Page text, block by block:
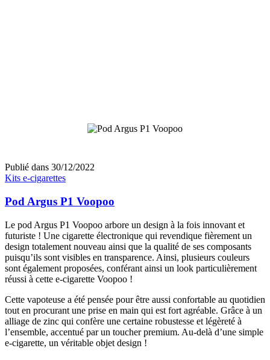
Publié dans 30/12/2022
Kits e-cigarettes
Pod Argus P1 Voopoo
Le pod Argus P1 Voopoo arbore un design à la fois innovant et
futuriste ! Une cigarette électronique qui revendique fièrement un
design totalement nouveau ainsi que la qualité de ses composants
puisqu’ils sont visibles en transparence. Ainsi, plusieurs couleurs
sont également proposées, conférant ainsi un look particulièrement
réussi à cette e-cigarette Voopoo !
Cette vapoteuse a été pensée pour être aussi confortable au quotidien
tout en procurant une prise en main qui est fort agréable. Grâce à un
alliage de zinc qui confère une certaine robustesse et légèreté à
l’ensemble, accentué par un toucher premium. Au-delà d’une simple
e-cigarette, un véritable objet design !